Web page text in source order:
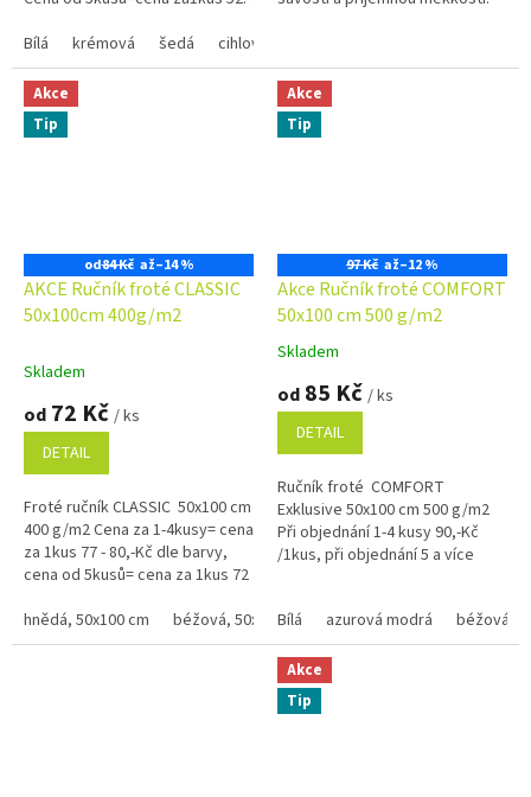
program se slevami...
Bílá krémová šedá cihlová
Akce
Tip
od84 Kč až–14 %
AKCE Ručník froté CLASSIC
50x100cm 400g/m2
Skladem
od 72 Kč / ks
DETAIL
Froté ručník CLASSIC 50x100 cm
400 g/m2 Cena za 1-4kusy= cena
za 1kus 77 - 80,-Kč dle barvy,
cena od 5kusů= cena za 1kus 72
béžová a...
hnědá, 50x100 cm béžová, 50x100 xm černá, 50x100 cm
Akce
Tip
97 Kč až–12 %
Akce Ručník froté COMFORT
50x100 cm 500 g/m2
Průměrné
produktu
5,0
5
hvězdiček.
Skladem
od 85 Kč / ks
DETAIL
Ručník froté COMFORT
Exklusive 50x100 cm 500 g/m2
Při objednání 1-4 kusy 90,-Kč
/1kus, při objednání 5 a více
Bílá
azurová modrá béžová
Akce
Tip